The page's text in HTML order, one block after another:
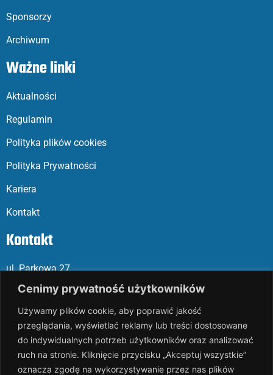
Cenimy prywatność użytkowników
Używamy plików cookie, aby poprawić jakość
przeglądania, wyświetlać reklamy lub treści dostosowane
do indywidualnych potrzeb użytkowników oraz analizować
ruch na stronie. Kliknięcie przycisku „Akceptuj wszystkie”
oznacza zgodę na wykorzystywanie przez nas plików
Sponsorzy
Archiwum
Ważne linki
Aktualności
Regulamin
Polityka plików cookies
Polityka Prywatności
Kariera
Kontakt
Kontakt
ul. Parkowa 27
05-120 Legionowo
Mail: slalp@slalp.com.pl
Telefon: 732 86 6 667 | 731 466 667
KRS 0000289744
NIP 536-18 3-07-25